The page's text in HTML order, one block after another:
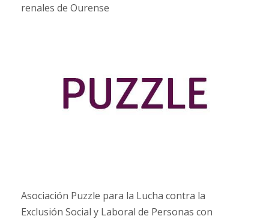
renales de Ourense
Asociación Puzzle para la Lucha contra la
Exclusión Social y Laboral de Personas con